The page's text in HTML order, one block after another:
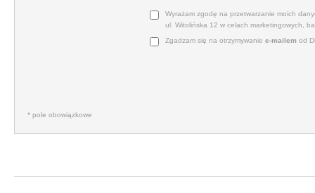
Wyrażam zgodę na przetwarzanie moich
ul. Witolińska 12 w celach marketingowych,
Zgadzam się na otrzymywanie e‑mailem od
* pole obowiązkowe